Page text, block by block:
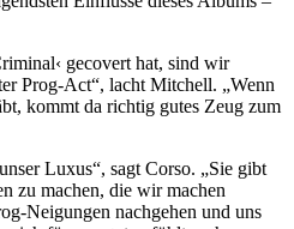
gecovert hat, sind wir
Prog-Act“, lacht Mitchell. „Wenn
kommt da richtig gutes Zeug zum
Luxus“, sagt Corso. „Sie gibt
zu machen, die wir machen
Neigungen nachgehen und uns